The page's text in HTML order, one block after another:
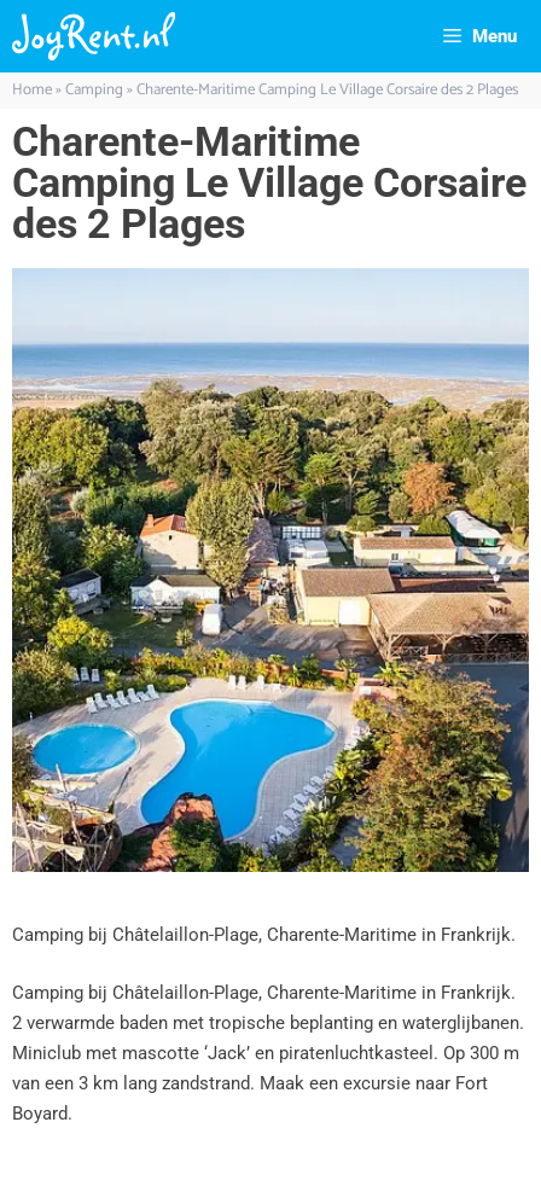
Menu
Home»Camping»Charente-Maritime Camping Le Village Corsaire des 2 Plages
Charente-Maritime
Camping Le Village Corsaire
des 2 Plages
Camping bij Châtelaillon-Plage, Charente-Maritime in Frankrijk.
Camping bij Châtelaillon-Plage, Charente-Maritime in Frankrijk.
2 verwarmde baden met tropische beplanting en waterglijbanen.
Miniclub met mascotte ‘Jack’ en piratenluchtkasteel. Op 300 m
van een 3 km lang zandstrand. Maak een excursie naar Fort
Boyard.